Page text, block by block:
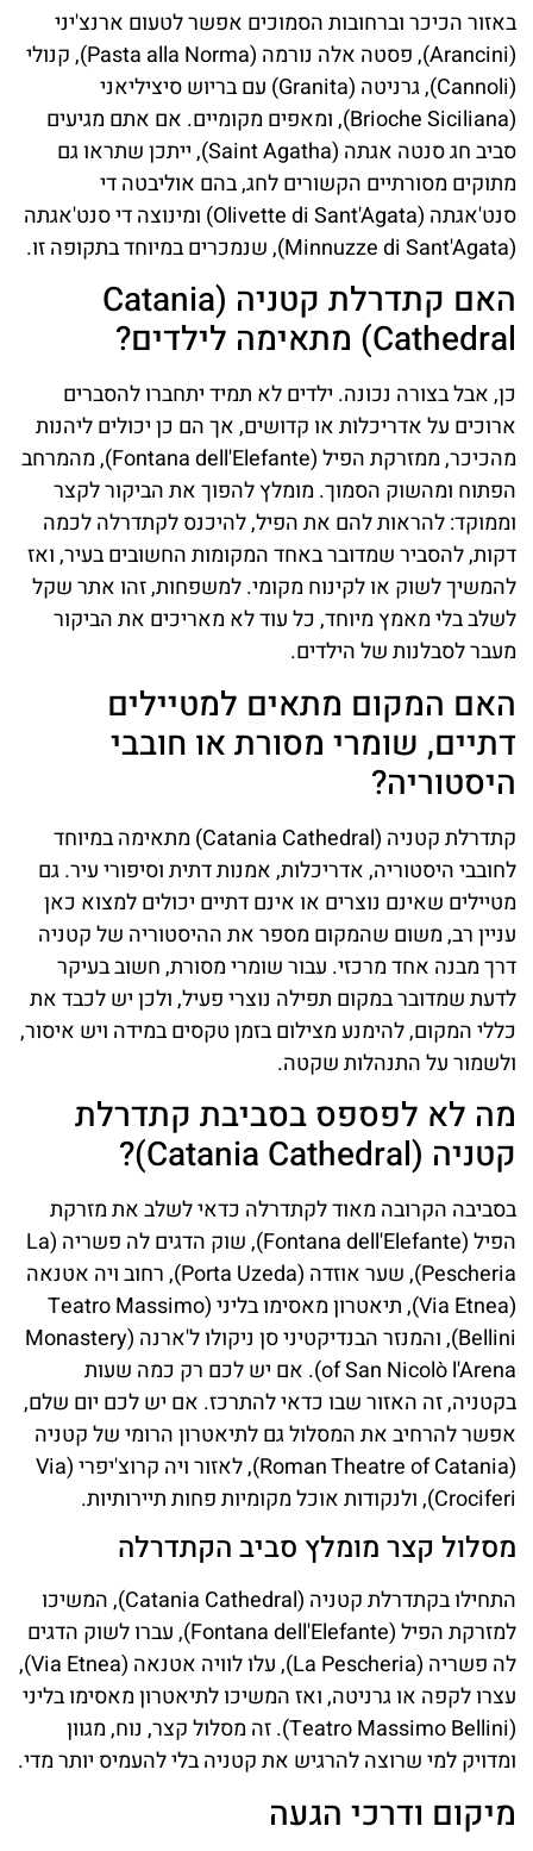
באזור הכיכר וברחובות הסמוכים אפשר לטעום ארנצ'יני
(Arancini), פסטה אלה נורמה (Pasta alla Norma), קנולי
(Cannoli), גרניטה (Granita) עם בריוש סיציליאני
(Brioche Siciliana), ומאפים מקומיים. אם אתם מגיעים
סביב חג סנטה אגתה (Saint Agatha), ייתכן שתראו גם
מתוקים מסורתיים הקשורים לחג, בהם אוליבטה די
סנט'אגתה (Olivette di Sant'Agata) ומינוצה די סנט'אגתה
(Minnuzze di Sant'Agata), שנמכרים במיוחד בתקופה זו.
האם קתדרלת קטניה (Catania
Cathedral) מתאימה לילדים?
כן, אבל בצורה נכונה. ילדים לא תמיד יתחברו להסברים
ארוכים על אדריכלות או קדושים, אך הם כן יכולים ליהנות
מהכיכר, ממזרקת הפיל (Fontana dell'Elefante), מהמרחב
הפתוח ומהשוק הסמוך. מומלץ להפוך את הביקור לקצר
וממוקד: להראות להם את הפיל, להיכנס לקתדרלה לכמה
דקות, להסביר שמדובר באחד המקומות החשובים בעיר, ואז
להמשיך לשוק או לקינוח מקומי. למשפחות, זהו אתר שקל
לשלב בלי מאמץ מיוחד, כל עוד לא מאריכים את הביקור
מעבר לסבלנות של הילדים.
האם המקום מתאים למטיילים
דתיים, שומרי מסורת או חובבי
היסטוריה?
קתדרלת קטניה (Catania Cathedral) מתאימה במיוחד
לחובבי היסטוריה, אדריכלות, אמנות דתית וסיפורי עיר. גם
מטיילים שאינם נוצרים או אינם דתיים יכולים למצוא כאן
עניין רב, משום שהמקום מספר את ההיסטוריה של קטניה
דרך מבנה אחד מרכזי. עבור שומרי מסורת, חשוב בעיקר
לדעת שמדובר במקום תפילה נוצרי פעיל, ולכן יש לכבד את
כללי המקום, להימנע מצילום בזמן טקסים במידה ויש איסור,
ולשמור על התנהלות שקטה.
מה לא לפספס בסביבת קתדרלת
קטניה (Catania Cathedral)?
בסביבה הקרובה מאוד לקתדרלה כדאי לשלב את מזרקת
הפיל (Fontana dell'Elefante), שוק הדגים לה פשריה (La
Pescheria), שער אוזדה (Porta Uzeda), רחוב ויה אטנאה
(Via Etnea), תיאטרון מאסימו בליני (Teatro Massimo
Bellini), והמנזר הבנדיקטיני סן ניקולו ל'ארנה (Monastery
of San Nicolò l'Arena). אם יש לכם רק כמה שעות
בקטניה, זה האזור שבו כדאי להתרכז. אם יש לכם יום שלם,
אפשר להרחיב את המסלול גם לתיאטרון הרומי של קטניה
(Roman Theatre of Catania), לאזור ויה קרוצ'יפרי (Via
Crociferi), ולנקודות אוכל מקומיות פחות תיירותיות.
מסלול קצר מומלץ סביב הקתדרלה
התחילו בקתדרלת קטניה (Catania Cathedral), המשיכו
למזרקת הפיל (Fontana dell'Elefante), עברו לשוק הדגים
לה פשריה (La Pescheria), עלו לוויה אטנאה (Via Etnea),
עצרו לקפה או גרניטה, ואז המשיכו לתיאטרון מאסימו בליני
(Teatro Massimo Bellini). זה מסלול קצר, נוח, מגוון
ומדויק למי שרוצה להרגיש את קטניה בלי להעמיס יותר מדי.
מיקום ודרכי הגעה